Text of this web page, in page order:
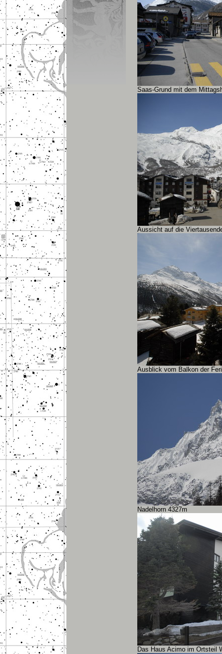
Saas-Grund mit dem
Aussicht auf die
Ausblick vom Balkon der
Nadelhorn 4327m
Das Haus Acimo im Ortsteil